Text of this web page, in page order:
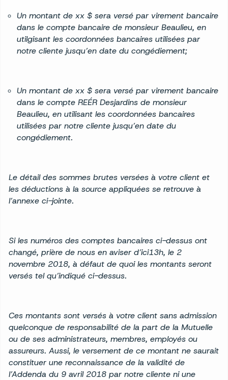
Un montant de xx $ sera versé par virement bancaire
dans le compte bancaire de monsieur Beaulieu, en
utilgisant les coordonnées bancaires utilisées par
notre cliente jusqu’en date du congédiement;
Un montant de xx $ sera versé par virement bancaire
dans le compte REÉR Desjardins de monsieur
Beaulieu, en utilisant les coordonnées bancaires
utilisées par notre cliente jusqu’en date du
congédiement.
Le détail des sommes brutes versées à votre client et
les déductions à la source appliquées se retrouve à
l’annexe ci-jointe.
Si les numéros des comptes bancaires ci-dessus ont
changé, prière de nous en aviser d’ici13h, le 2
novembre 2018, à défaut de quoi les montants seront
versés tel qu’indiqué ci-dessus.
Ces montants sont versés à votre client sans admission
quelconque de responsabilité de la part de la Mutuelle
ou de ses administrateurs, membres, employés ou
assureurs. Aussi, le versement de ce montant ne saurait
constituer une reconnaissance de la validité de
l’Addenda du 9 avril 2018 par notre cliente ni une